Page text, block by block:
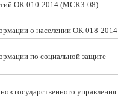
ОК 010-2014 (МСКЗ-08)
о населении ОК 018-2014
по социальной защите
государственного управления